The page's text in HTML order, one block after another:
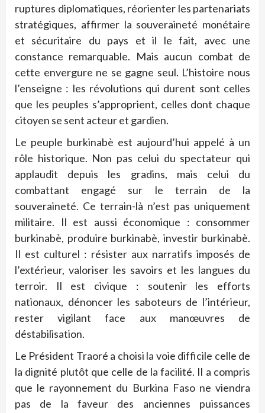
ruptures diplomatiques, réorienter les partenariats
stratégiques, affirmer la souveraineté monétaire
et sécuritaire du pays et il le fait, avec une
constance remarquable. Mais aucun combat de
cette envergure ne se gagne seul. L’histoire nous
l’enseigne : les révolutions qui durent sont celles
que les peuples s’approprient, celles dont chaque
citoyen se sent acteur et gardien.
Le peuple burkinabè est aujourd’hui appelé à un
rôle historique. Non pas celui du spectateur qui
applaudit depuis les gradins, mais celui du
combattant engagé sur le terrain de la
souveraineté. Ce terrain-là n’est pas uniquement
militaire. Il est aussi économique : consommer
burkinabè, produire burkinabè, investir burkinabè.
Il est culturel : résister aux narratifs imposés de
l’extérieur, valoriser les savoirs et les langues du
terroir. Il est civique : soutenir les efforts
nationaux, dénoncer les saboteurs de l’intérieur,
rester vigilant face aux manœuvres de
déstabilisation.
Le Président Traoré a choisi la voie difficile celle de
la dignité plutôt que celle de la facilité. Il a compris
que le rayonnement du Burkina Faso ne viendra
pas de la faveur des anciennes puissances